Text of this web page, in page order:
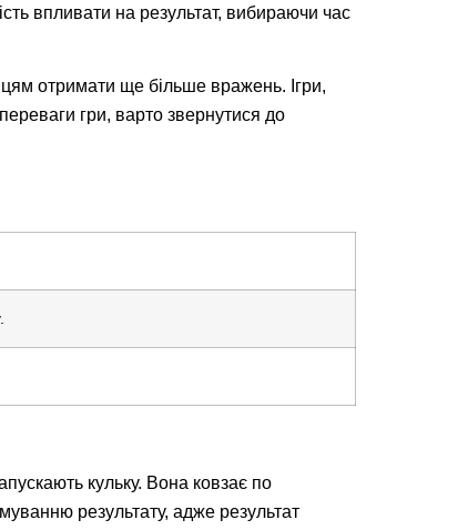
впливати на результат, вибираючи час
отримати ще більше вражень. Ігри,
гри, варто звернутися до
кульку. Вона ковзає по
результату, адже результат